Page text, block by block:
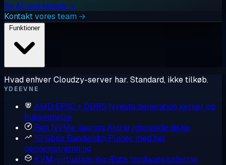
Se AI-workloads →
Kontakt vores team →
Funktioner
Hvad enhver Cloudzy-server har. Standard, ikke tilkøb.
YDEEVNE
AMD EPYC + DDR5 Nyeste generation kerner og
hukommelse
Ren NVMe-lagring Aldrig roterende diske
10 Gbps Bandwidth Planer med høj
gennemstrømning
KVM-virtualisering Ægte hardwareisolering